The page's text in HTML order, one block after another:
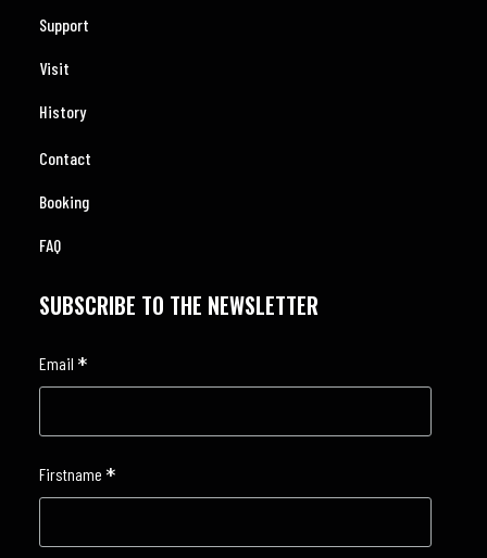
Support
Visit
History
Contact
Booking
FAQ
SUBSCRIBE TO THE NEWSLETTER
Email *
Firstname *